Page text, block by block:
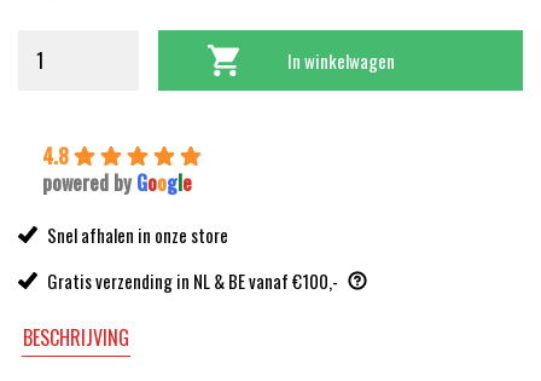
In winkelwagen
4.8
powered by Google
Snel afhalen in onze store
Gratis verzending in NL & BE vanaf €100,-
BESCHRIJVING